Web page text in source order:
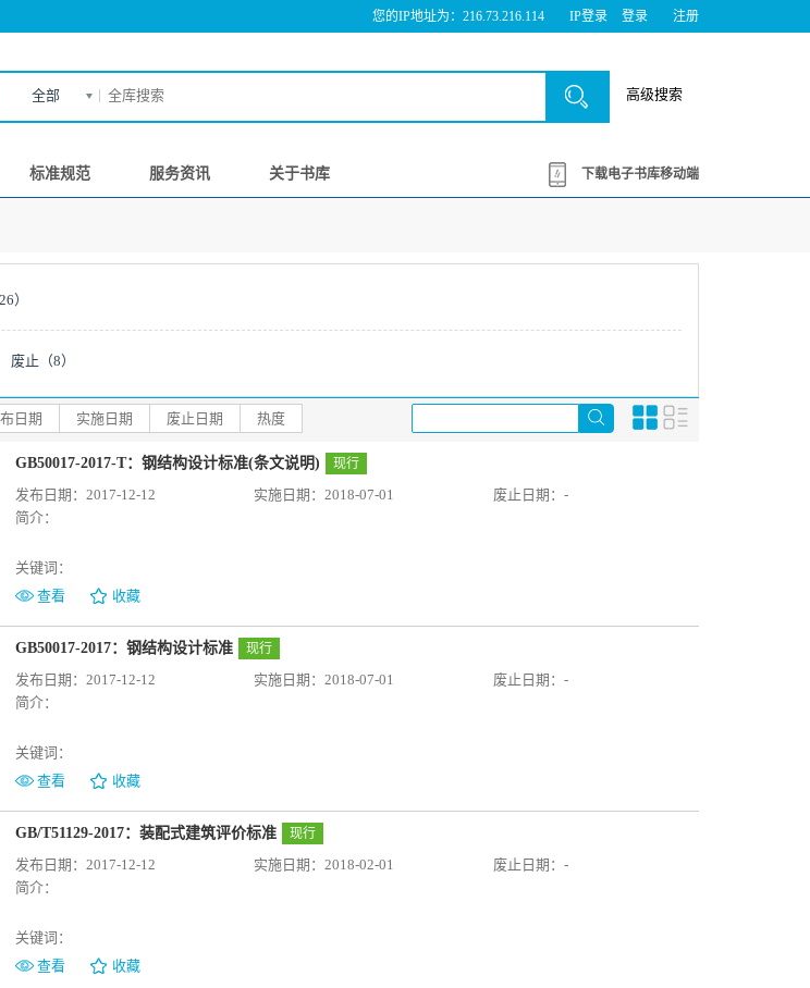
您的IP地址为：216.73.216.114 IP登录 登录 注册
全部 高级搜索
标准规范 服务资讯 关于书库 下载电子书库移动端
）
废止 （8）
日期 实施日期 废止日期 热度
GB50017-2017-T：钢结构设计标准(条文说明) 现行
发布日期：2017-12-12 实施日期：2018-07-01
废止日期：-
简介：
关键词：
查看
收藏
GB50017-2017：钢结构设计标准 现行
发布日期：2017-12-12 实施日期：2018-07-01
废止日期：-
简介：
关键词：
查看
收藏
GB/T51129-2017：装配式建筑评价标准 现行
发布日期：2017-12-12 实施日期：2018-02-01
废止日期：-
简介：
关键词：
查看
收藏